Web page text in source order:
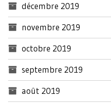
décembre 2019
novembre 2019
octobre 2019
septembre 2019
août 2019